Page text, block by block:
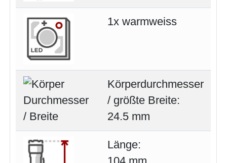
1x warmweiss
Körperdurchmesser
/ größte Breite:
24.5 mm
Länge: